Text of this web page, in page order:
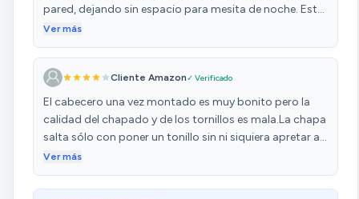
pared, dejando sin espacio para mesita de noche. Este
cabecero le vino como anillo al dedo para poder tener
otras cosas. Tuve que hacerle un par de ajustes ya que
tengo rodapié en casa y este mueble no viene
preparado para ello, y le hice un agujero para poder
meter una regleta para poder cargar los teléfonos,
meterle luces led, etc. En definitiva un buen producto y
Ver más
Cliente Amazon✓ Verificado
El cabecero una vez montado es muy bonito pero la
calidad del chapado y de los tornillos es mala.La chapa
salta sólo con poner un tonillo sin ni siquiera apretar al
igual que maderita de unión.En definitiva hay que tener
sobre todo teniendo en cuenta el precio.Es muy
Ver más